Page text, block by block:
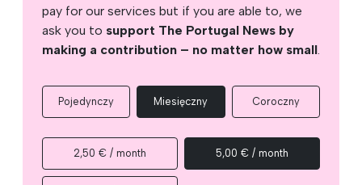
pay for our services but if you are able to, we
ask you to support The Portugal News by
making a contribution – no matter how small.
Pojedynczy Miesięczny Coroczny
2,50 € / month 5,00 € / month